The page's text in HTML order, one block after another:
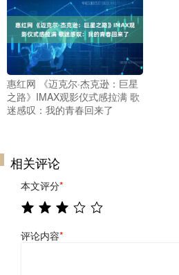
惠红网 《迈克尔·杰克逊：巨星
之路》IMAX观影仪式感拉满 歌
迷感叹：我的青春回来了
相关评论
本文评分*
评论内容*